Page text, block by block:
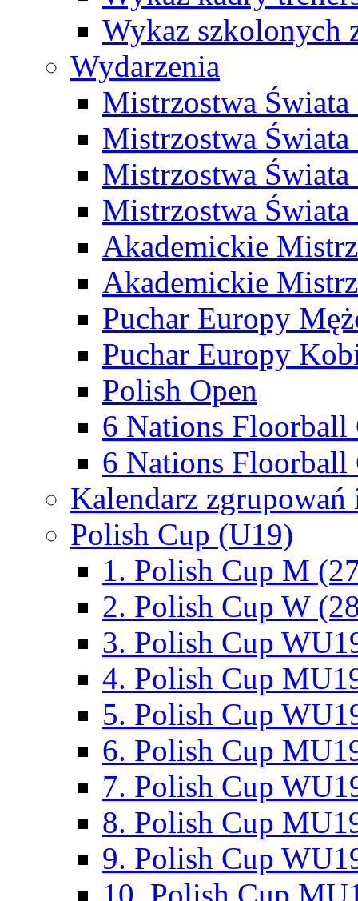
Wykaz szkolonych
Wydarzenia
Mistrzostwa
Mistrzostwa
Mistrzostwa
Mistrzostwa
Akademickie
Akademickie
Puchar Europy
Puchar Europy
Polish Open
6 Nations Floorball
6 Nations Floorball
Kalendarz
Polish Cup (U19)
1. Polish Cup M
2. Polish Cup W
3. Polish Cup
4. Polish Cup
5. Polish Cup
6. Polish Cup
7. Polish Cup
8. Polish Cup
9. Polish Cup
10. Polish Cup